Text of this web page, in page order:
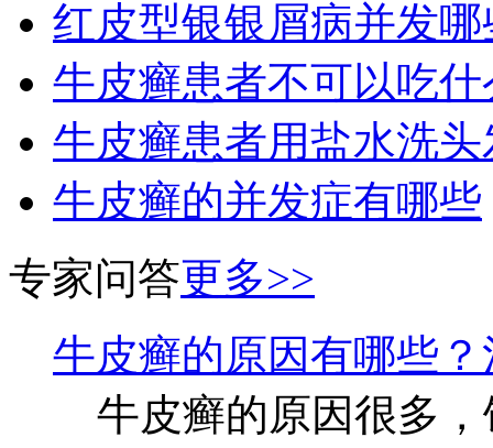
红皮型银银屑病并发
牛皮癣患者不可以吃什
牛皮癣患者用盐水洗
牛皮癣的并发症有哪些
专家问答更多>>
牛皮癣的原因有哪些
牛皮癣的原因很多